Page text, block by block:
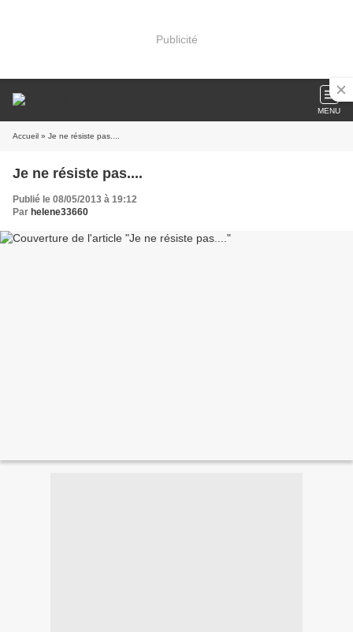
Publicité
MENU
Accueil » Je ne résiste pas....
Je ne résiste pas....
Publié le 08/05/2013 à 19:12
Par helene33660